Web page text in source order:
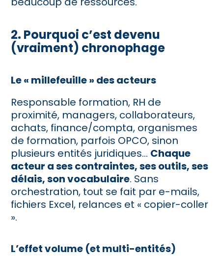
2. Pourquoi c’est devenu
(vraiment) chronophage
Le « millefeuille » des acteurs
Responsable formation, RH de
proximité, managers, collaborateurs,
achats, finance/compta, organismes
de formation, parfois OPCO, sinon
plusieurs entités juridiques… Chaque
acteur a ses contraintes, ses outils, ses
délais, son vocabulaire. Sans
orchestration, tout se fait par e-mails,
fichiers Excel, relances et « copier-coller
».
L’effet volume (et multi-entités)